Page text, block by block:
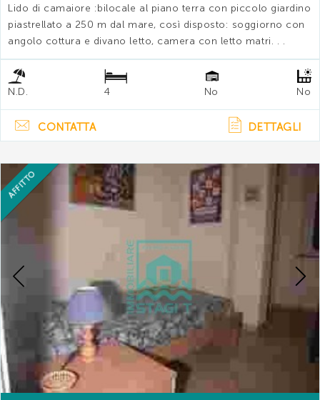
Lido di camaiore :bilocale al piano terra con piccolo giardino
piastrellato a 250 m dal mare, così disposto: soggiorno con
angolo cottura e divano letto, camera con letto matri. . .
N.D. 4 No No
CONTATTA DETTAGLI
AFFITTO
Previous